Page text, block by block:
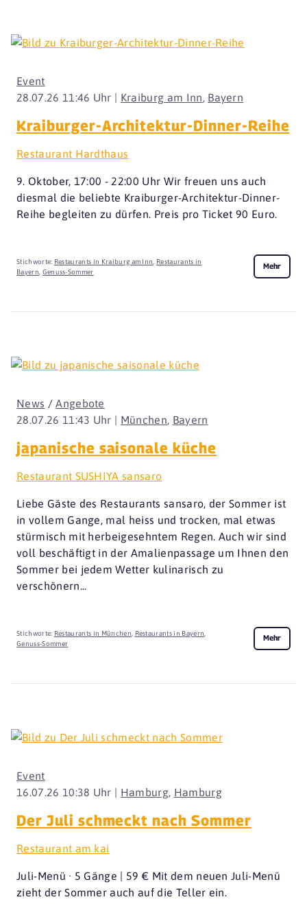
28.07.26 11:46 Uhr | Kraiburg am Inn, Bayern
Event
Kraiburger-Architektur-Dinner-Reihe
Restaurant Hardthaus
9. Oktober, 17:00 - 22:00 Uhr Wir freuen uns auch
diesmal die beliebte Kraiburger-Architektur-Dinner-
Reihe begleiten zu dürfen. Preis pro Ticket 90 Euro.
Stichworte: Restaurants in Kraiburg am Inn
Restaurants in
Bayern Genuss-Sommer
Mehr
28.07.26 11:43 Uhr | München, Bayern
News /Angebote
japanische saisonale küche
Restaurant SUSHIYA sansaro
Liebe Gäste des Restaurants sansaro, der Sommer ist
in vollem Gange, mal heiss und trocken, mal etwas
stürmisch mit herbeigesehntem Regen. Auch wir sind
voll beschäftigt in der Amalienpassage um Ihnen den
Sommer bei jedem Wetter kulinarisch zu
verschönern...
Stichworte: Restaurants in München Restaurants in Bayern
Genuss-Sommer
Mehr
16.07.26 10:38 Uhr | Hamburg, Hamburg
Event
Der Juli schmeckt nach Sommer
Restaurant am kai
Juli-Menü · 5 Gänge | 59 € Mit dem neuen Juli-Menü
zieht der Sommer auch auf die Teller ein.